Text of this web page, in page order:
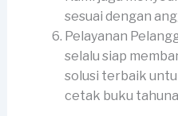
sesuai dengan
Pelayanan
selalu siap
solusi terbaik
cetak buku